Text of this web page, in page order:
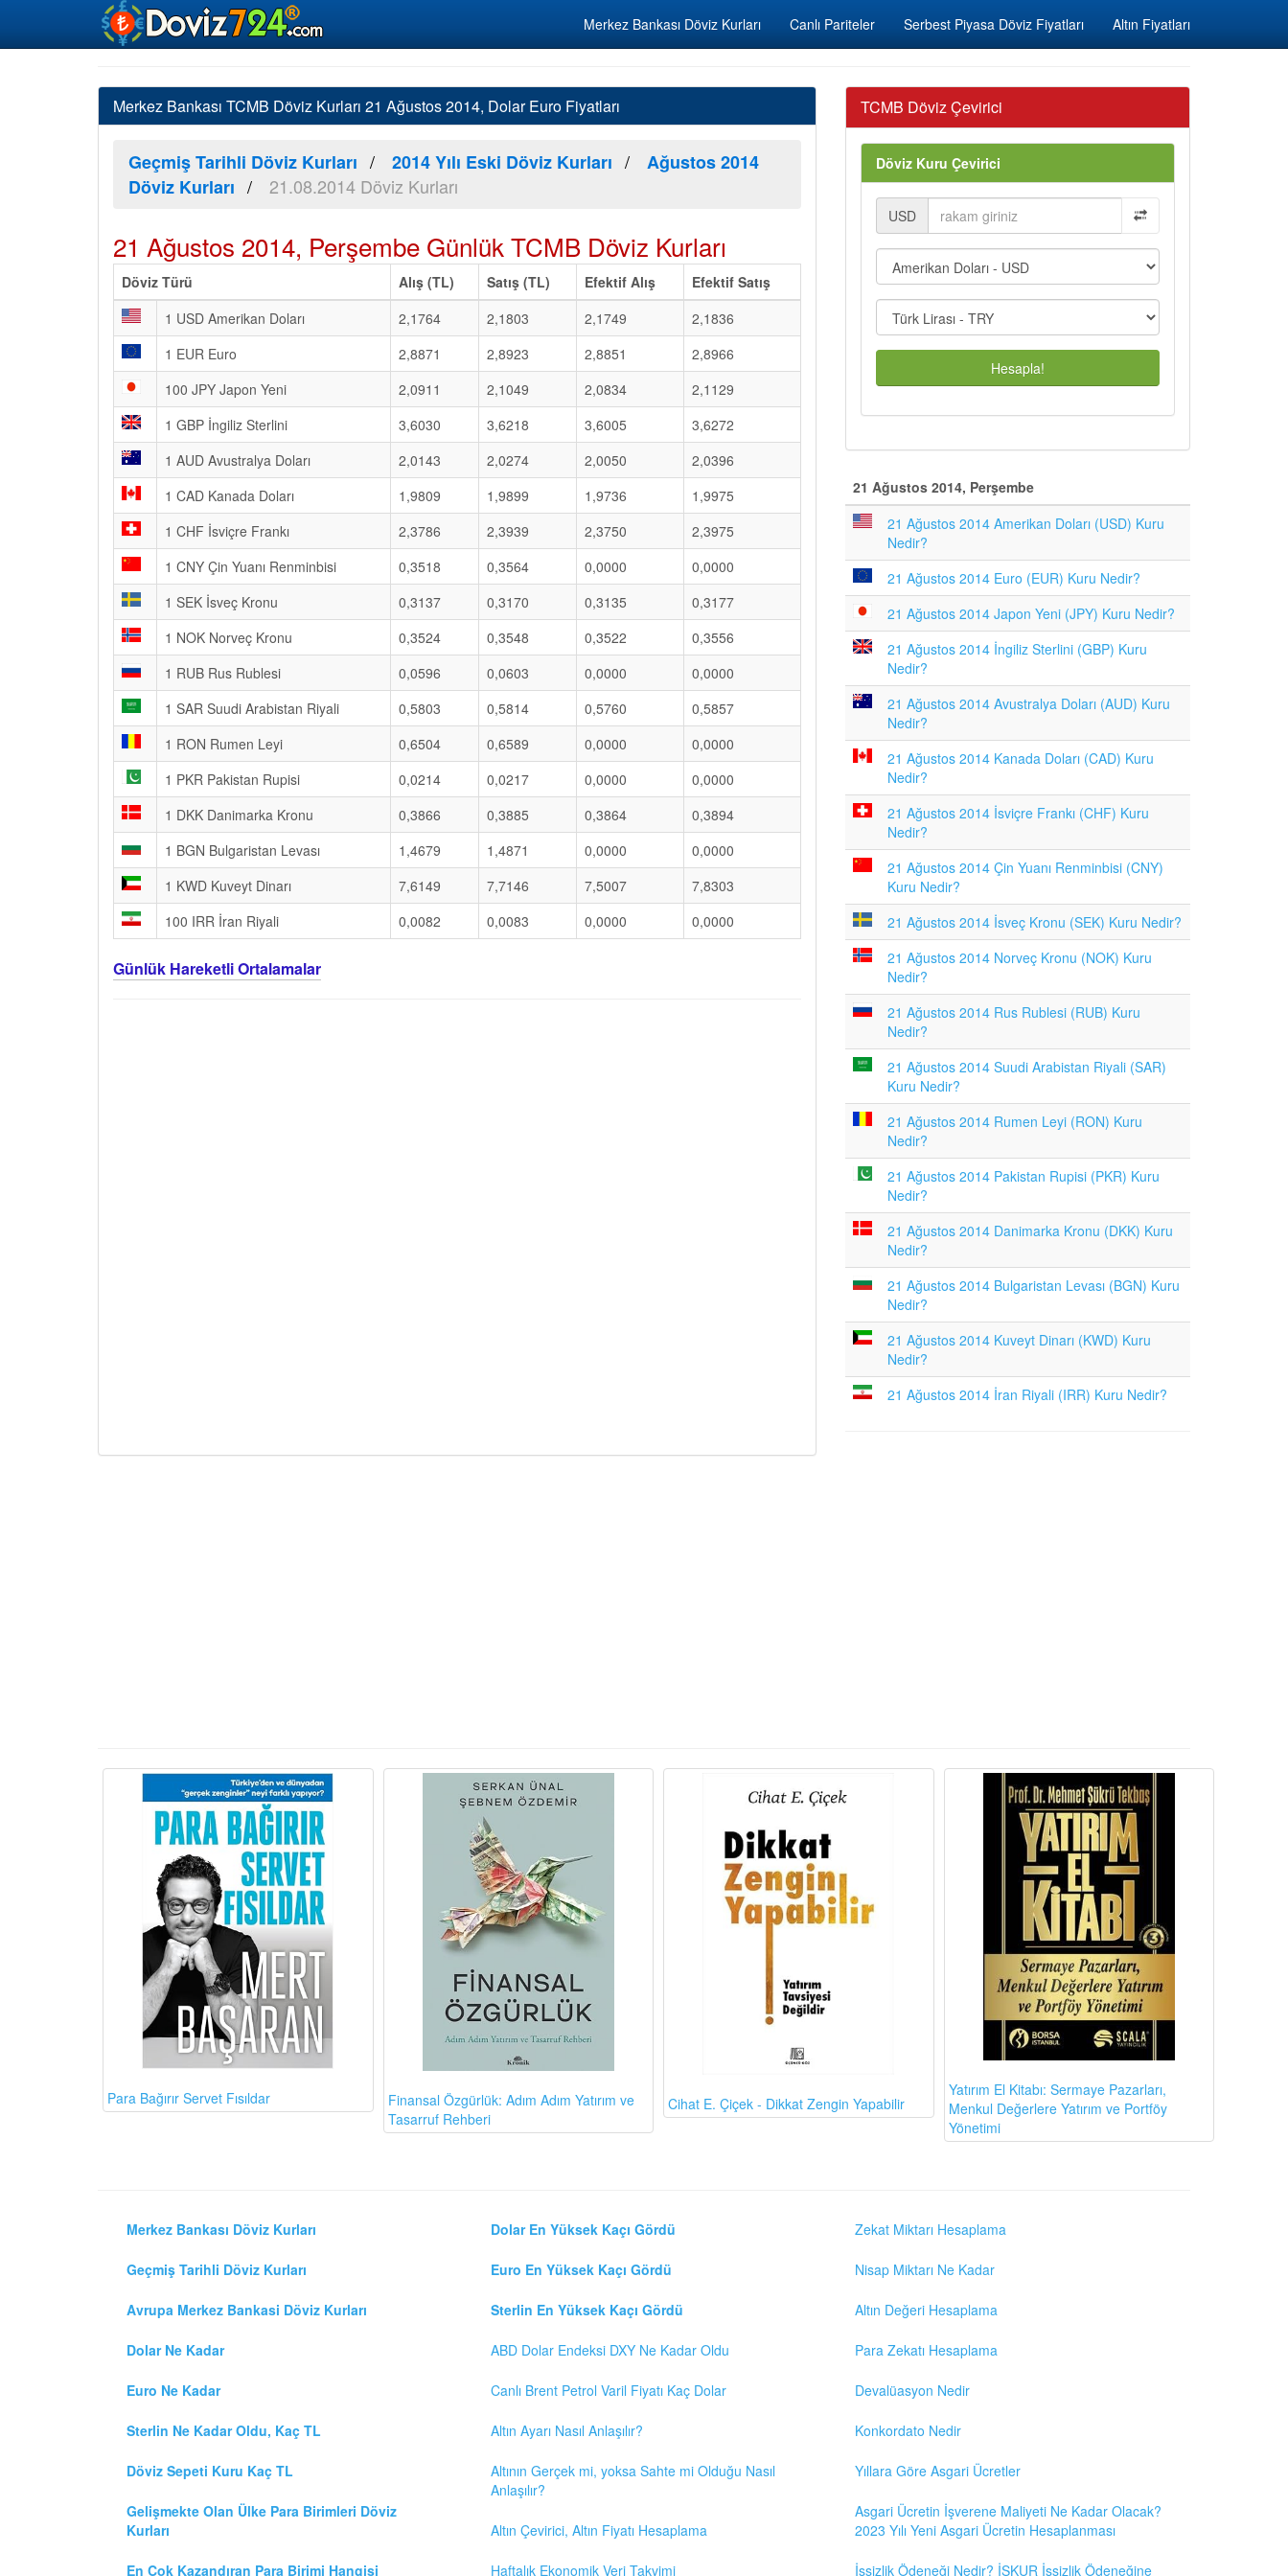
Merkez Bankası Döviz Kurları Canlı Pariteler Serbest Piyasa Döviz Fiyatları Altın Fiyatları
Merkez Bankası TCMB Döviz Kurları 21 Ağustos 2014, Dolar Euro Fiyatları
Geçmiş Tarihli Döviz Kurları 2014 Yılı Eski Döviz Kurları
Ağustos 2014
Döviz Kurları
21.08.2014 Döviz Kurları
21 Ağustos 2014, Perşembe Günlük TCMB Döviz Kurları
Döviz Türü Alış (TL) Satış (TL) Efektif Alış
Efektif Satış
1 USD Amerikan Doları
2,1764 2,1803 2,1749
2,1836
1 EUR Euro
2,8871 2,8923 2,8851
2,8966
100 JPY Japon Yeni
2,0911 2,1049 2,0834
2,1129
1 GBP İngiliz Sterlini
3,6030 3,6218 3,6005
3,6272
1 AUD Avustralya Doları
2,0143 2,0274 2,0050
2,0396
1 CAD Kanada Doları
1,9809 1,9899 1,9736
1,9975
1 CHF İsviçre Frankı
2,3786 2,3939 2,3750
2,3975
1 CNY Çin Yuanı Renminbisi
0,3518 0,3564 0,0000
0,0000
1 SEK İsveç Kronu
0,3137 0,3170 0,3135
0,3177
1 NOK Norveç Kronu
0,3524 0,3548 0,3522
0,3556
1 RUB Rus Rublesi
0,0596 0,0603 0,0000
0,0000
1 SAR Suudi Arabistan Riyali
0,5803 0,5814 0,5760
0,5857
1 RON Rumen Leyi
0,6504 0,6589 0,0000
0,0000
1 PKR Pakistan Rupisi
0,0214 0,0217 0,0000
0,0000
1 DKK Danimarka Kronu
0,3866 0,3885 0,3864
0,3894
1 BGN Bulgaristan Levası
1,4679 1,4871 0,0000
0,0000
1 KWD Kuveyt Dinarı
7,6149 7,7146 7,5007
7,8303
100 IRR İran Riyali
0,0082 0,0083 0,0000 0,0000
Günlük Hareketli Ortalamalar
TCMB Döviz Çevirici
Döviz Kuru Çevirici
USD
Hesapla!
21 Ağustos 2014, Perşembe
21 Ağustos 2014 Amerikan Doları (USD) Kuru
Nedir?
21 Ağustos 2014 Euro (EUR) Kuru Nedir?
21 Ağustos 2014 Japon Yeni (JPY) Kuru Nedir?
21 Ağustos 2014 İngiliz Sterlini (GBP) Kuru
Nedir?
21 Ağustos 2014 Avustralya Doları (AUD) Kuru
Nedir?
21 Ağustos 2014 Kanada Doları (CAD) Kuru
Nedir?
21 Ağustos 2014 İsviçre Frankı (CHF) Kuru
Nedir?
21 Ağustos 2014 Çin Yuanı Renminbisi (CNY)
Kuru Nedir?
21 Ağustos 2014 İsveç Kronu (SEK) Kuru Nedir?
21 Ağustos 2014 Norveç Kronu (NOK) Kuru
Nedir?
21 Ağustos 2014 Rus Rublesi (RUB) Kuru
Nedir?
21 Ağustos 2014 Suudi Arabistan Riyali (SAR)
Kuru Nedir?
21 Ağustos 2014 Rumen Leyi (RON) Kuru
Nedir?
21 Ağustos 2014 Pakistan Rupisi (PKR) Kuru
Nedir?
21 Ağustos 2014 Danimarka Kronu (DKK) Kuru
Nedir?
21 Ağustos 2014 Bulgaristan Levası (BGN) Kuru
Nedir?
21 Ağustos 2014 Kuveyt Dinarı (KWD) Kuru
Nedir?
21 Ağustos 2014 İran Riyali (IRR) Kuru Nedir?
Para Bağırır Servet Fısıldar
Finansal Özgürlük: Adım Adım Yatırım ve
Tasarruf Rehberi
Cihat E. Çiçek - Dikkat Zengin Yapabilir
Yatırım El Kitabı: Sermaye Pazarları,
Menkul Değerlere Yatırım ve Portföy
Yönetimi
Merkez Bankası Döviz Kurları
Geçmiş Tarihli Döviz Kurları
Avrupa Merkez Bankasi Döviz Kurları
Dolar Ne Kadar
Euro Ne Kadar
Sterlin Ne Kadar Oldu, Kaç TL
Döviz Sepeti Kuru Kaç TL
Gelişmekte Olan Ülke Para Birimleri Döviz
Kurları
En Çok Kazandıran Para Birimi Hangisi
Dolar En Yüksek Kaçı Gördü
Euro En Yüksek Kaçı Gördü
Sterlin En Yüksek Kaçı Gördü
ABD Dolar Endeksi DXY Ne Kadar Oldu
Canlı Brent Petrol Varil Fiyatı Kaç Dolar
Altın Ayarı Nasıl Anlaşılır?
Altının Gerçek mi, yoksa Sahte mi Olduğu Nasıl
Anlaşılır?
Altın Çevirici, Altın Fiyatı Hesaplama
Haftalık Ekonomik Veri Takvimi
Zekat Miktarı Hesaplama
Nisap Miktarı Ne Kadar
Altın Değeri Hesaplama
Para Zekatı Hesaplama
Devalüasyon Nedir
Konkordato Nedir
Yıllara Göre Asgari Ücretler
Asgari Ücretin İşverene Maliyeti Ne Kadar Olacak?
2023 Yılı Yeni Asgari Ücretin Hesaplanması
İşsizlik Ödeneği Nedir? İŞKUR İşsizlik Ödeneğine